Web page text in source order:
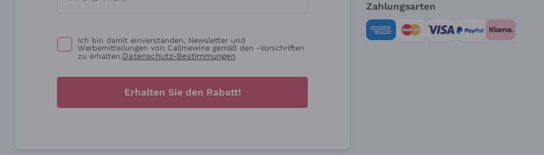
Ich bin damit einverstanden, Newsletter und
Werbemitteilungen von Callmewine gemäß den -Vorschriften
zu erhalten.Datenschutz-Bestimmungen
Erhalten Sie den Rabatt!
Zahlungsarten